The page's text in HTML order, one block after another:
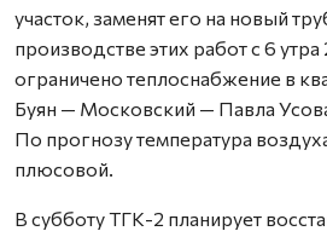
участок, заменят его на новый
производстве этих работ с 6
ограничено теплоснабжение в
Буян — Московский — Павла
По прогнозу температура
плюсовой.
В субботу ТГК-2 планирует